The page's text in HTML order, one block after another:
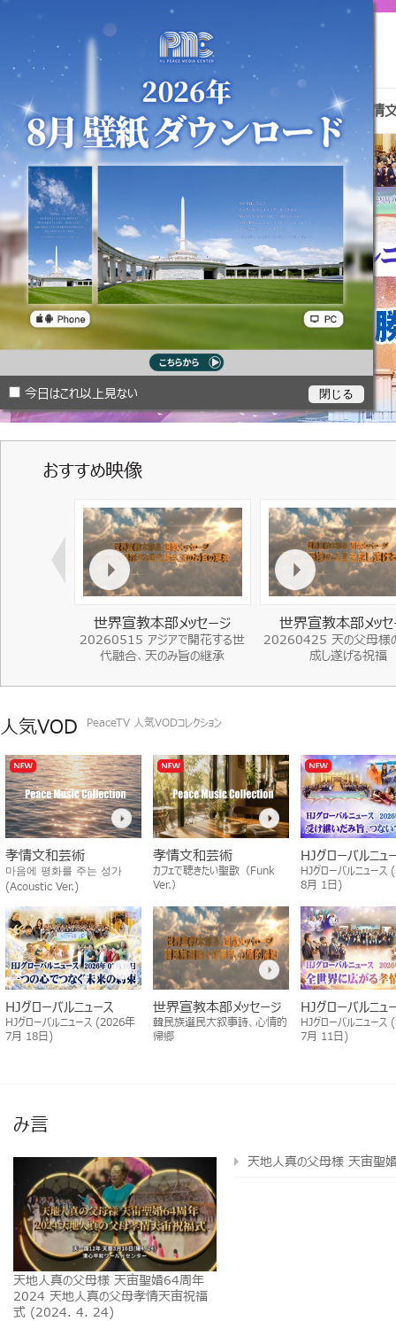
真の父母様 天一国ニュース 孝情
おすすめ映像
世界宣教本部メッセージ
20260515 アジアで開花する世
代融合、天のみ旨の継承
世界宣教本部メッセ
20260425 天の父母様
成し遂げる祝福
人気VOD PeaceTV 人気VODコレクション
孝情文和芸術
마음에 평화를 주는 성가
(Acoustic Ver.)
孝情文和芸術
カフェで聴きたい聖歌（Funk
Ver.）
HJグローバルニュ
HJグローバルニュー
8月 1日)
HJグローバルニュース
HJグローバルニュース (2026年
7月 18日)
世界宣教本部メッセージ
韓民族選民大叙事詩、心情的
帰郷
HJグローバルニュ
HJグローバルニュー
7月 11日)
み言
天地人真の父母様 天宙聖婚64周年
2024 天地人真の父母孝情天宙祝福
式 (2024. 4. 24)
天地人真の父母様 天宙聖婚64周年 2024 天地人真の父母孝情天
今日はこれ以上見ない 閉じる